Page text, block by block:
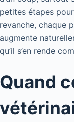
petites étapes
revanche, chaque
augmente
qu’il s’en rende
Quand